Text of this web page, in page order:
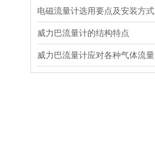
电磁流量计选用要点及安装方式
威力巴流量计的结构特点